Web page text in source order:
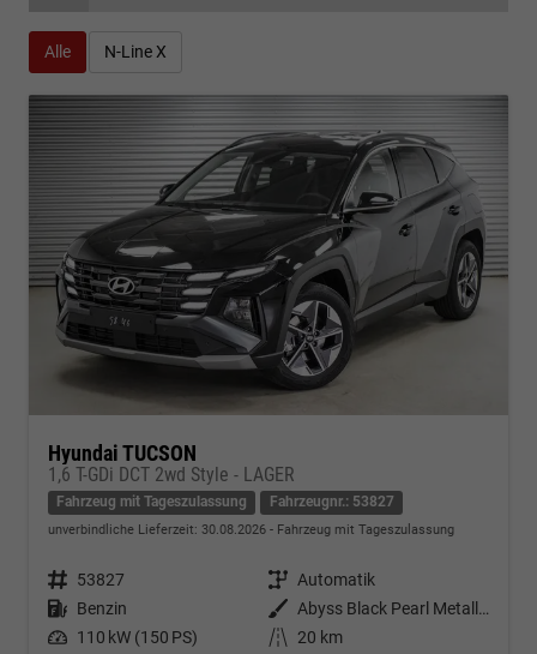
Alle N-Line X
Hyundai TUCSON
1,6 T-GDi DCT 2wd Style - LAGER
Fahrzeug mit Tageszulassung Fahrzeugnr.: 53827
unverbindliche Lieferzeit: 30.08.2026 Fahrzeug mit Tageszulassung
Fahrzeugnr. 53827 Getriebe Automatik
Kraftstoff Benzin Außenfarbe
Abyss Black Pearl Metallic ()
Leistung 110 kW (150 PS) Kilometerstand
20 km